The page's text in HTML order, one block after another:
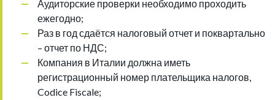
Аудиторские проверки необходимо проходить
ежегодно;
Раз в год сдаётся налоговый отчет и поквартально
– отчет по НДС;
Компания в Италии должна иметь
регистрационный номер плательщика налогов,
Codice Fiscale;